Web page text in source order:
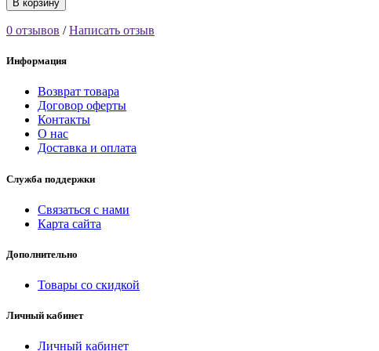
В корзину
0 отзывов /Написать отзыв
Информация
Возврат товара
Договор оферты
Контакты
О нас
Доставка и оплата
Служба поддержки
Связаться с нами
Карта сайта
Дополнительно
Товары со скидкой
Личный кабинет
Личный кабинет